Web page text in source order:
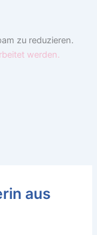
zu reduzieren.
werden.
aus